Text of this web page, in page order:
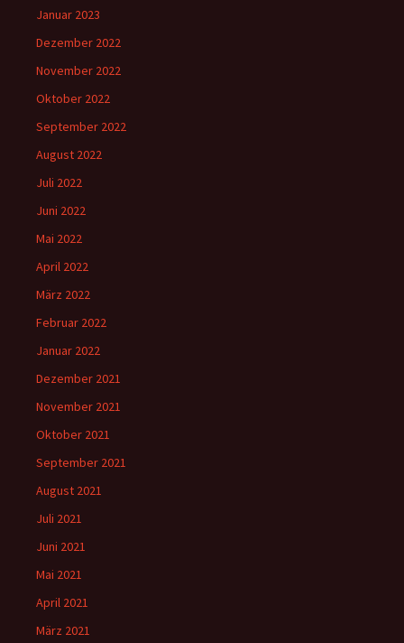
Januar 2023
Dezember 2022
November 2022
Oktober 2022
September 2022
August 2022
Juli 2022
Juni 2022
Mai 2022
April 2022
März 2022
Februar 2022
Januar 2022
Dezember 2021
November 2021
Oktober 2021
September 2021
August 2021
Juli 2021
Juni 2021
Mai 2021
April 2021
März 2021